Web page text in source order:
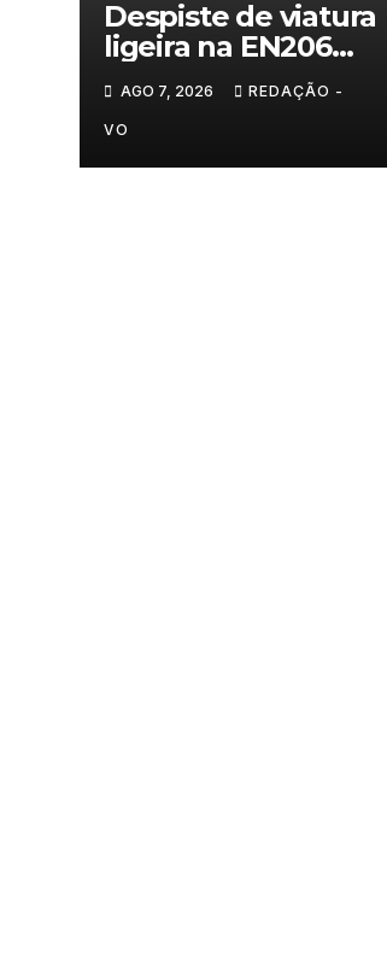
Despiste de viatura
ligeira na EN206
cruzamento Fornos
do Pinhal
AGO 7, 2026 REDAÇÃO -
VO